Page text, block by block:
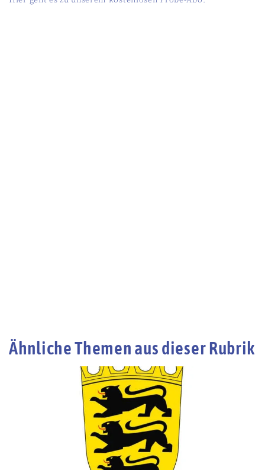
Ähnliche Themen aus dieser Rubrik